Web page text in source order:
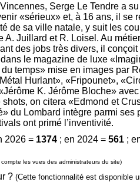
Serge Le Tendre a
«sérieux» et, à 16 ans, il se
de sa ville natale, y suit les
A. Juillard et R. Loisel. Au
des jobs très divers, il
le magazine de luxe
du temps» mise en images par
Hurlant», «Fripounet»,
K. Jérôme Bloche»
on citera «Edmond et
du Lombard intègre parmi
ont primé l’inventivité.
2026 = 1374 ; en 2024 = 561 ;
les vues des administrateurs du site)
? (Cette fonctionnalité est disponible